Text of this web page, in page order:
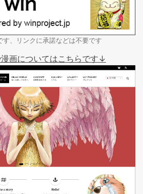
す、リンクに承諾などは不要です
画についてはこちらです↓